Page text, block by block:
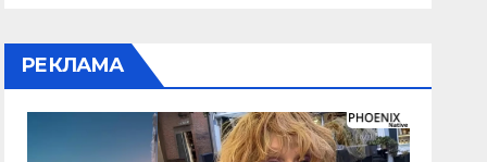
РЕКЛАМА